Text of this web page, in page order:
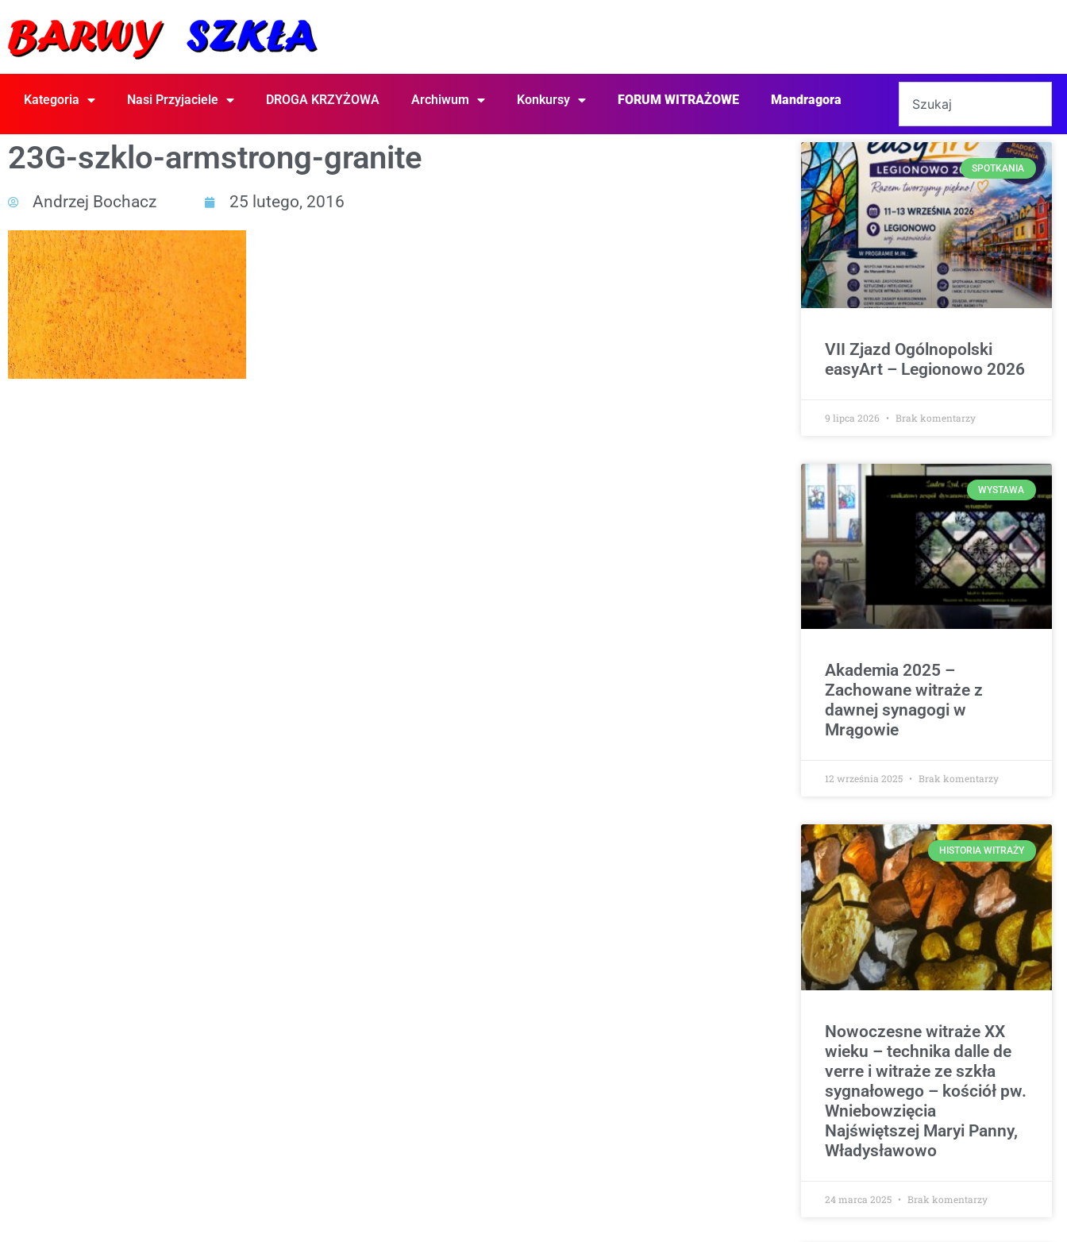
Kategoria Nasi Przyjaciele DROGA KRZYŻOWA Archiwum Konkursy FORUM WITRAŻOWE Mandragora
23G-szklo-armstrong-granite
Andrzej Bochacz 25 lutego, 2016
SPOTKANIA
VII Zjazd Ogólnopolski
easyArt – Legionowo 2026
9 lipca 2026 Brak komentarzy
WYSTAWA
Akademia 2025 –
Zachowane witraże z
dawnej synagogi w
Mrągowie
12 września 2025 Brak komentarzy
HISTORIA WITRAŻY
Nowoczesne witraże XX
wieku – technika dalle de
verre i witraże ze szkła
sygnałowego – kościół pw.
Wniebowzięcia
Najświętszej Maryi Panny,
Władysławowo
24 marca 2025 Brak komentarzy